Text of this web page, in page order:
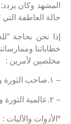
المشهد وكان
حالة العاطفة
إذا نحن بحاجة
خطاباتنا
مخلصين لأمرين :
– ١.صاحب الثورة وتضحياته
– ٢.عالمية الثورة وأهدافها
*الأدوات والآليات :